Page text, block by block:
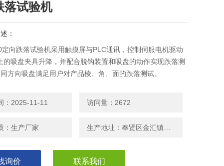
落试验机
：
向跌落试验机采用触摸屏与PLC通讯，控制伺服电机驱动
的吸盘夹具升降，并配合脱钩装置和吸盘的动作实现跌落测
方向吸盘满足用户对产品棱、角、面的跌落测试。
：2025-11-11 访问量：2672
：生产厂家
询价 联系我们